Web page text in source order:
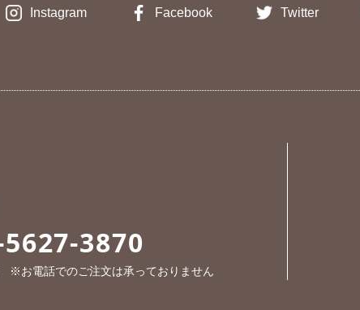
Instagram Facebook Twitter
3870
※お電話でのご注文は承っておりません